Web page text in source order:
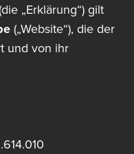
„Erklärung“) gilt
(„Website“), die der
und von ihr